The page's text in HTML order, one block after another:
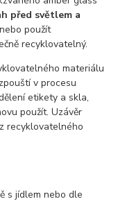
před světlem a
použít
recyklovatelný.
materiálu
v procesu
etikety a skla,
použít. Uzávěr
recyklovatelného
s jídlem nebo dle